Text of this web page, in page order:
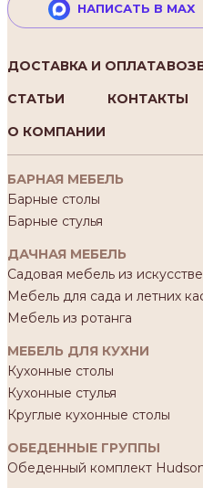
НАПИСАТЬ В MAX
ДОСТАВКА И ОПЛАТА
СТАТЬИ
КОНТАКТЫ
О КОМПАНИИ
БАРНАЯ МЕБЕЛЬ
Барные столы
Барные стулья
ДАЧНАЯ МЕБЕЛЬ
Садовая мебель из
Мебель для сада и летних
Мебель из ротанга
МЕБЕЛЬ ДЛЯ КУХНИ
Кухонные столы
Кухонные стулья
Круглые кухонные столы
ОБЕДЕННЫЕ ГРУППЫ
Обеденный комплект